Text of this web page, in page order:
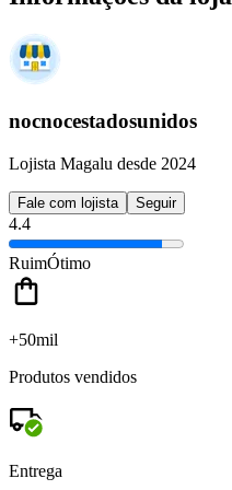
nocnocestadosunidos
Lojista Magalu desde 2024
Fale com lojista Seguir
4.4
RuimÓtimo
+50mil
Produtos vendidos
Entrega